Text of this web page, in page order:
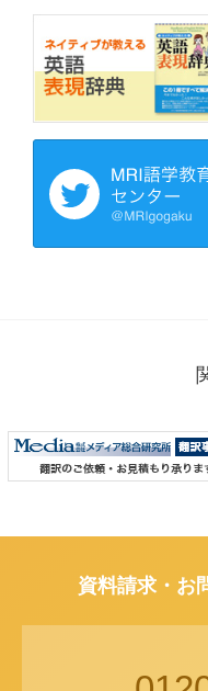
資料請求・お